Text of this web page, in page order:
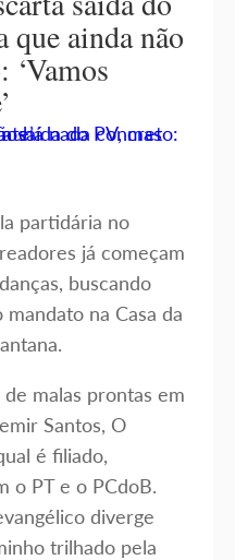
que ainda não
‘Vamos
partidária no
já começam
buscando
na Casa da
malas prontas em
Santos, O
é filiado,
o PT e o PCdoB.
diverge
trilhado pela